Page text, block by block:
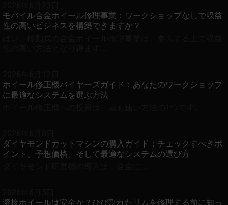
モバイル合金ホイール修理事業：ワークショップなしで収益
性の高いビジネスを構築できますか？
ホイール修正機バイヤーズガイド：あなたのワークショップ
に最適なシステムを選ぶ方法
ダイヤモンドカットマシンの購入ガイド：チェックすべきポ
イント、予想価格、そして最適なシステムの選び方
溶接ホイールは安全か？ひび割れたリムを修理する前に知っ